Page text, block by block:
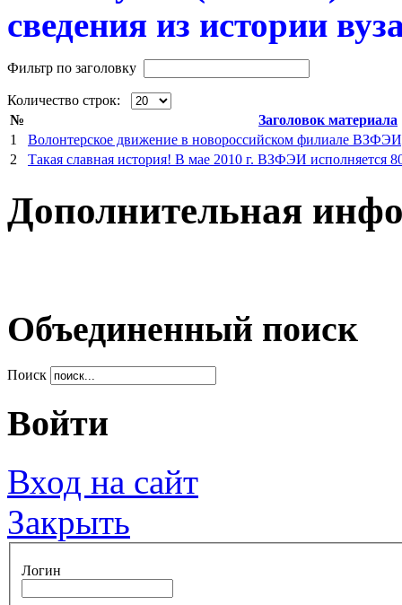
сведения из истории
Фильтр по заголовку
Количество строк:
№
Заголовок материала
1
Волонтерское движение в новороссийском филиале
2
Такая славная история! В мае 2010 г. ВЗФЭИ исполняется
Дополнительная
Объединенный поиск
Поиск
Войти
Вход на сайт
Закрыть
Логин